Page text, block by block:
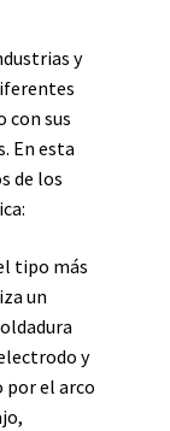
y
con sus
En esta
de los
tipo más
un
y
por el arco